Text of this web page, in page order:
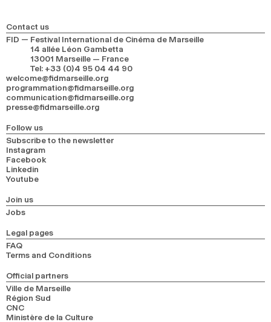
Contact us
FID — Festival International de Cinéma de Marseille
14 allée Léon Gambetta
13001 Marseille — France
Tel: +33 (0)4 95 04 44 90
welcome@fidmarseille.org
programmation@fidmarseille.org
communication@fidmarseille.org
presse@fidmarseille.org
Follow us
Subscribe to the newsletter
Instagram
Facebook
Linkedin
Youtube
Join us
Jobs
Legal pages
FAQ
Terms and Conditions
Official partners
Ville de Marseille
Région Sud
CNC
Ministère de la Culture